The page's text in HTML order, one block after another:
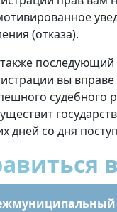
(отказа).
последующий
вы
судебного
дней со дня